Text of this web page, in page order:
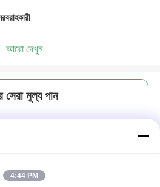
আরো দেখুন
সেরা মূল্য পান
4:44 PM